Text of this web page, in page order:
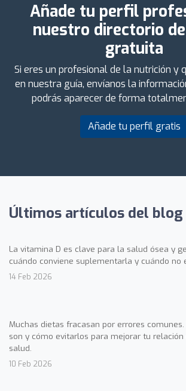
Añade tu perfil
nuestro directorio
gratuita
Si eres un profesional de la nutrición y
en nuestra guía, envíanos la
podrás aparecer de forma
Añade tu perfil gratis
Últimos artículos del blog
La vitamina D es clave para la salud ósea y
cuándo conviene suplementarla y cuándo no
14 Feb 2026
Muchas dietas fracasan por errores
son y cómo evitarlos para mejorar tu
salud.
10 Feb 2026